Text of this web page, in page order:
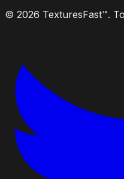
© 2026 TexturesFast™.